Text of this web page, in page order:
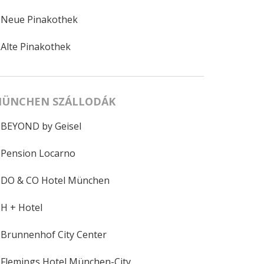
Neue Pinakothek
Alte Pinakothek
SZÁLLODÁK
BEYOND by Geisel
Pension Locarno
DO & CO Hotel München
H + Hotel
Brunnenhof City Center